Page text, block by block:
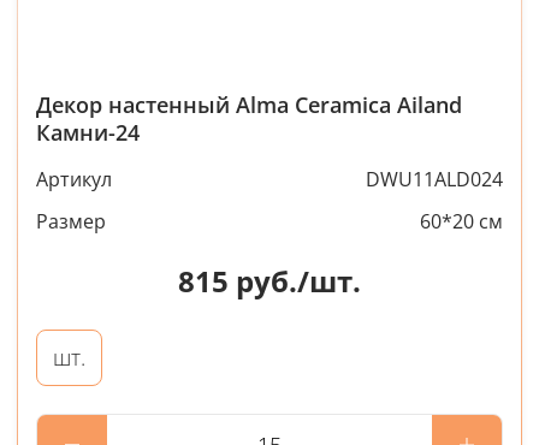
Декор настенный Alma Ceramica Ailand
Камни-24
Артикул
DWU11ALD024
Размер
60*20 см
815 руб./шт.
шт.